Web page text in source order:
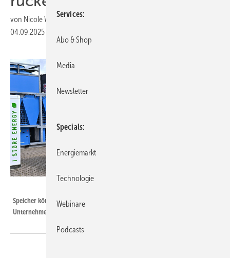
von Nicole Weinhold
04.09.2025
Speicher können das Netz stabilisieren und sie können sich für
Unternehmen lohnen.
Services
Abo & Shop
Media
Newsletter
Specials
Energiemarkt
Technologie
Webinare
Podcasts